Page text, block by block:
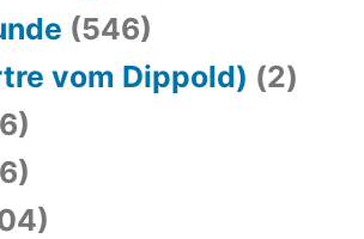
(546)
vom Dippold) (2)